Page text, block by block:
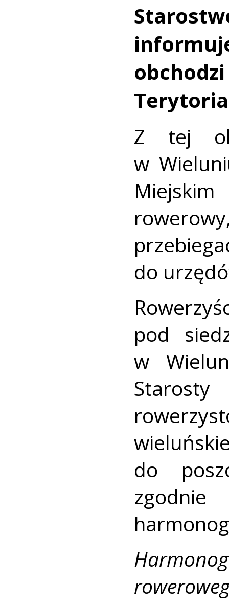
Z tej
w
do
pod
w
do